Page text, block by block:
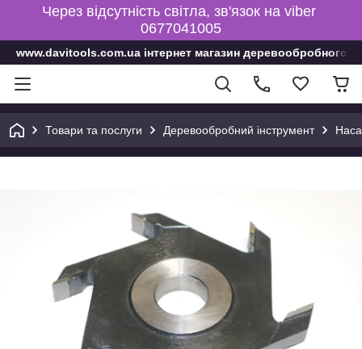
Через відсутність світла, зв'язок на viber
0677041005
www.davitools.com.ua інтернет магазин деревообробного
Товари та послуги Деревообробний інструмент